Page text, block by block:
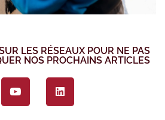
LES RÉSEAUX POUR NE PAS
NOS PROCHAINS ARTICLES